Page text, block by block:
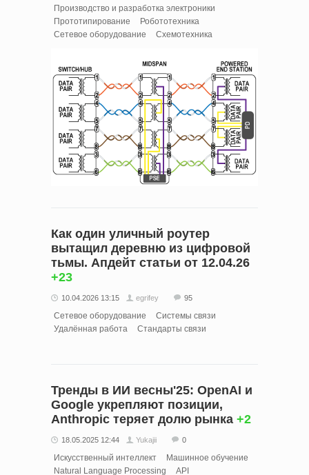
Производство и разработка электроники
Прототипирование
Робототехника
Сетевое оборудование
Схемотехника
Как один уличный роутер
вытащил деревню из цифровой
тьмы. Апдейт статьи от 12.04.26
+23
10.04.2026 13:15 egrifey 95
Сетевое оборудование
Системы связи
Удалённая работа
Стандарты связи
Тренды в ИИ весны'25: OpenAI и
Google укрепляют позиции,
Anthropic теряет долю рынка +2
18.05.2025 12:44 Yukajii 0
Искусственный интеллект
Машинное обучение
Natural Language Processing
API